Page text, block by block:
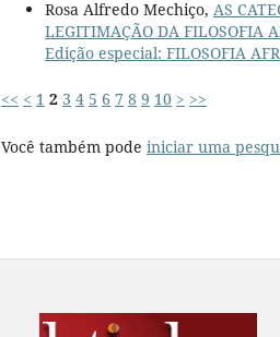
Rosa Alfredo Mechiço, AS
LEGITIMAÇÃO DA FILOSOFIA
Edição especial: FILOSOFIA
<< < 1 2 3 4 5 6 7 8 9 10 > >>
Você também pode iniciar uma